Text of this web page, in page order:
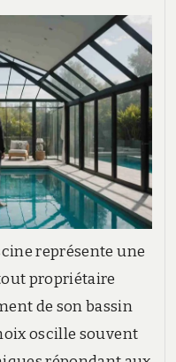
représente une
propriétaire
de son bassin
oscille souvent